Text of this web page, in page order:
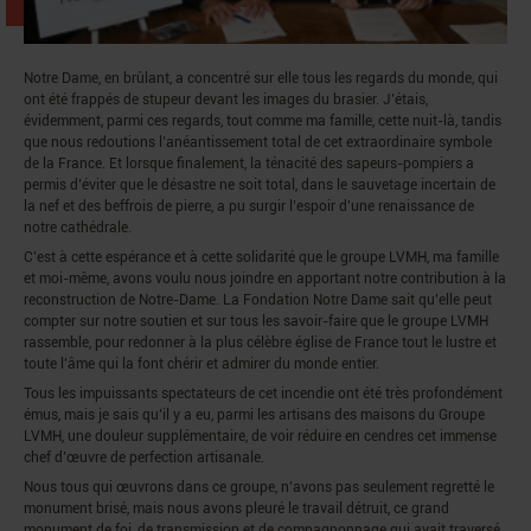
Notre Dame, en brûlant, a concentré sur elle tous les regards du monde, qui
ont été frappés de stupeur devant les images du brasier. J’étais,
évidemment, parmi ces regards, tout comme ma famille, cette nuit-là, tandis
que nous redoutions l’anéantissement total de cet extraordinaire symbole
de la France. Et lorsque finalement, la ténacité des sapeurs-pompiers a
permis d’éviter que le désastre ne soit total, dans le sauvetage incertain de
la nef et des beffrois de pierre, a pu surgir l’espoir d’une renaissance de
notre cathédrale.
C’est à cette espérance et à cette solidarité que le groupe LVMH, ma famille
et moi-même, avons voulu nous joindre en apportant notre contribution à la
reconstruction de Notre-Dame. La Fondation Notre Dame sait qu’elle peut
compter sur notre soutien et sur tous les savoir-faire que le groupe LVMH
rassemble, pour redonner à la plus célèbre église de France tout le lustre et
toute l’âme qui la font chérir et admirer du monde entier.
Tous les impuissants spectateurs de cet incendie ont été très profondément
émus, mais je sais qu’il y a eu, parmi les artisans des maisons du Groupe
LVMH, une douleur supplémentaire, de voir réduire en cendres cet immense
chef d’œuvre de perfection artisanale.
Nous tous qui œuvrons dans ce groupe, n’avons pas seulement regretté le
monument brisé, mais nous avons pleuré le travail détruit, ce grand